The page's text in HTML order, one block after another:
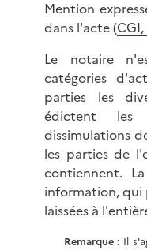
Mention
dans l'acte (
Le notaire
catégories
parties les
édictent les
dissimulations
les parties de
contiennent.
information, qui
laissées à
Remarque : Il